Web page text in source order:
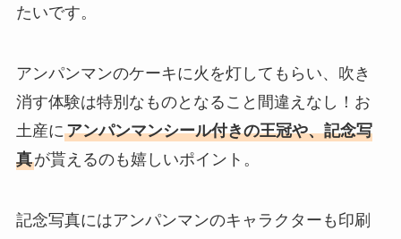
たいです。
アンパンマンのケーキに火を灯してもらい、吹き
消す体験は特別なものとなること間違えなし！お
土産にアンパンマンシール付きの王冠や、記念写
真が貰えるのも嬉しいポイント。
記念写真にはアンパンマンのキャラクターも印刷